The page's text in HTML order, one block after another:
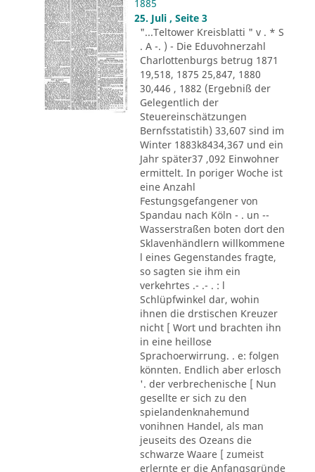
1885
25. Juli , Seite 3
"...Teltower Kreisblatti " v . * S
. A -. ) - Die Eduvohnerzahl
Charlottenburgs betrug 1871
19,518, 1875 25,847, 1880
30,446 , 1882 (Ergebniß der
Gelegentlich der
Steuereinschätzungen
Bernfsstatistih) 33,607 sind im
Winter 1883k8434,367 und ein
Jahr später37 ,092 Einwohner
ermittelt. In poriger Woche ist
eine Anzahl
Festungsgefangener von
Spandau nach Köln - . un --
Wasserstraßen boten dort den
Sklavenhändlern willkommene
l eines Gegenstandes fragte,
so sagten sie ihm ein
verkehrtes .- .- . : l
Schlüpfwinkel dar, wohin
ihnen die drstischen Kreuzer
nicht [ Wort und brachten ihn
in eine heillose
Sprachoerwirrung. . e: folgen
könnten. Endlich aber erlosch
'. der verbrechenische [ Nun
gesellte er sich zu den
spielandenknahemund
vonihnen Handel, als man
jeuseits des Ozeans die
schwarze Waare [ zumeist
erlernte er die Anfangsgründe